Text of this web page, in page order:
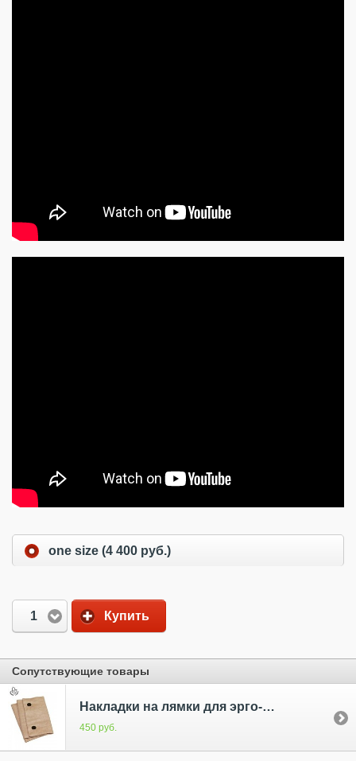
one size (4 400 руб.)
1 Купить
Сопутствующие товары
Накладки на лямки для эрго-рюкзака
450 руб.